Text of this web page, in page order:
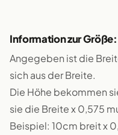
Information zur Größe:
Angegeben ist die
sich aus der Breite.
Die Höhe bekommen
sie die Breite x 0,575
Beispiel: 10cm breit x